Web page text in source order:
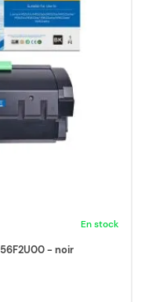
En stock
- noir